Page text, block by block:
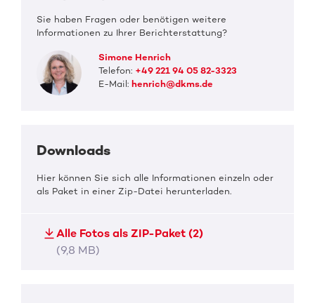
Sie haben Fragen oder benötigen weitere
Informationen zu Ihrer Berichterstattung?
Simone Henrich
Telefon: +49 221 94 05 82-3323
E-Mail:henrich@dkms.de
Downloads
Hier können Sie sich alle Informationen einzeln oder
als Paket in einer Zip-Datei herunterladen.
Alle Fotos als ZIP-Paket (2)
(9,8 MB)